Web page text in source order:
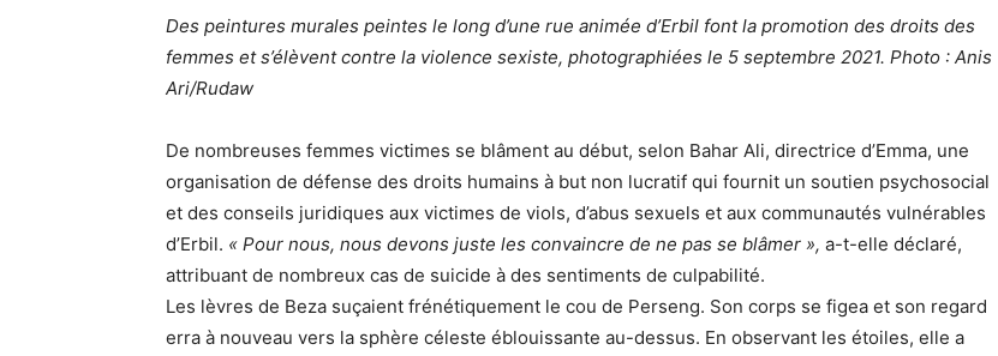
Des peintures murales peintes le long d’une rue animée d’Erbil font la promotion des droits des
femmes et s’élèvent contre la violence sexiste, photographiées le 5 septembre 2021. Photo : Anis
Ari/Rudaw
De nombreuses femmes victimes se blâment au début, selon Bahar Ali, directrice d’Emma, une
organisation de défense des droits humains à but non lucratif qui fournit un soutien psychosocial
et des conseils juridiques aux victimes de viols, d’abus sexuels et aux communautés vulnérables
d’Erbil. « Pour nous, nous devons juste les convaincre de ne pas se blâmer », a-t-elle déclaré,
attribuant de nombreux cas de suicide à des sentiments de culpabilité.
Les lèvres de Beza suçaient frénétiquement le cou de Perseng. Son corps se figea et son regard
erra à nouveau vers la sphère céleste éblouissante au-dessus. En observant les étoiles, elle a